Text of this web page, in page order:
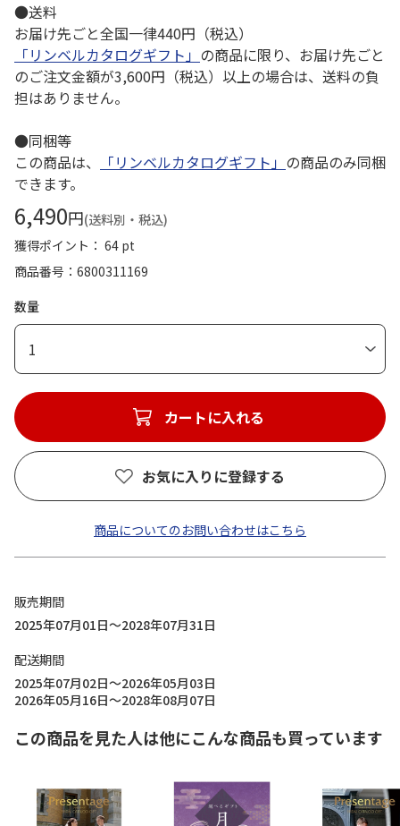
●送料
お届け先ごと全国一律440円（税込）
「リンベルカタログギフト」 の商品に限り、お届け先ごと
のご注文金額が3,600円（税込）以上の場合は、送料の負
担はありません。
●同梱等
この商品は、
「リンベルカタログギフト」 の商品のみ同梱
できます。
6,490円(送料別・税込)
獲得ポイント： 64 pt
商品番号
6800311169
数量
1
カートに入れる
お気に入りに登録する
商品についてのお問い合わせはこちら
販売期間
2025年07月01日～2028年07月31日
配送期間
2025年07月02日～2026年05月03日
2026年05月16日～2028年08月07日
この商品を見た人は他にこんな商品も買っています